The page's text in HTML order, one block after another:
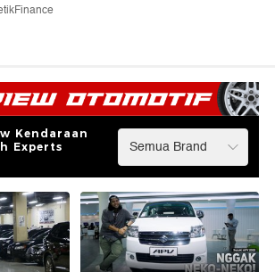
Kendaraan
Experts